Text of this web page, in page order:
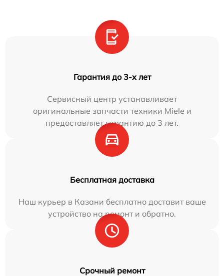
Гарантия до 3-х лет
Сервисный центр устанавливает
оригинальные запчасти техники Miele и
предоставляет гарантию до 3 лет.
Бесплатная доставка
Наш курьер в Казани бесплатно доставит ваше
устройство на ремонт и обратно.
Срочный ремонт